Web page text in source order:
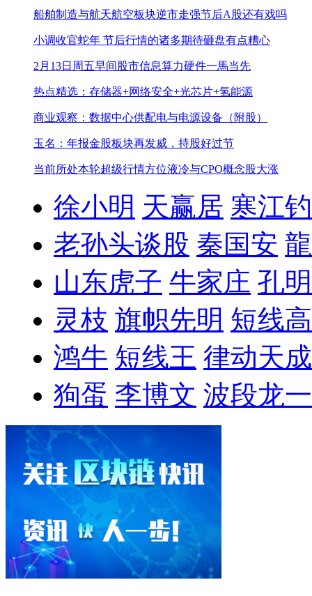
船舶制造与航天航空板块逆市走强节后A股还有戏吗
小调收官蛇年 节后行情的诸多期待砸盘有点糟心
2月13日周五早间股市信息算力硬件一馬当先
热点精选：存储器+网络安全+光芯片+氢能源
商业观察：数据中心供配电与电源设备（附股）
玉名：年报金股板块再发威，持股好过节
当前所处本轮超级行情方位液冷与CPO概念股大涨
徐小明 天赢居 寒江
老孙头谈股 秦国安
山东虎子 牛家庄 孔
灵枝 旗帜先明 短线
鸿牛 短线王 律动天成
狗蛋 李博文 波段龙一